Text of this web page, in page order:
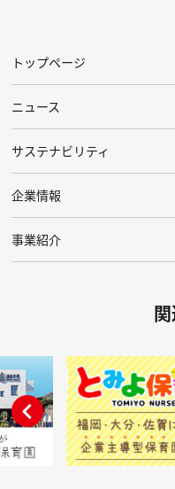
トップページ
ニュース
サステナビリティ
企業情報
事業紹介